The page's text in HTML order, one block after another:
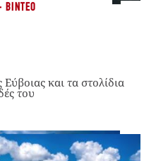
ΒΊΝΤΕΟ
και τα στολίδια
του